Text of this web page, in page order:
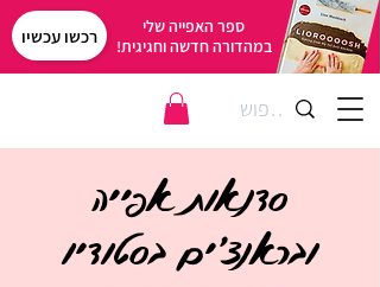
רכשו עכשיו
ספר האפייה שלי
במהדורה חדשה וחגיגית!
סדנאות אפייה
ובראנצ'ים בסטודיו